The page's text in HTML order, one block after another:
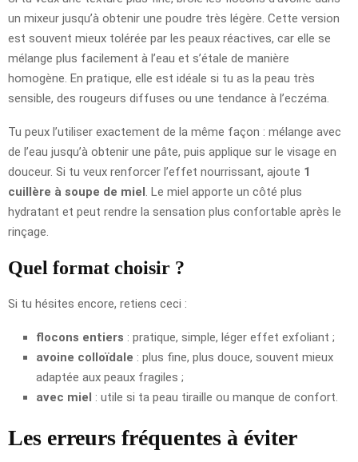
un mixeur jusqu’à obtenir une poudre très légère. Cette version
est souvent mieux tolérée par les peaux réactives, car elle se
mélange plus facilement à l’eau et s’étale de manière
homogène. En pratique, elle est idéale si tu as la peau très
sensible, des rougeurs diffuses ou une tendance à l’eczéma.
Tu peux l’utiliser exactement de la même façon : mélange avec
de l’eau jusqu’à obtenir une pâte, puis applique sur le visage en
douceur. Si tu veux renforcer l’effet nourrissant, ajoute 1
cuillère à soupe de miel . Le miel apporte un côté plus
hydratant et peut rendre la sensation plus confortable après le
rinçage.
Quel format choisir ?
Si tu hésites encore, retiens ceci :
flocons entiers : pratique, simple, léger effet exfoliant ;
avoine colloïdale : plus fine, plus douce, souvent mieux
adaptée aux peaux fragiles ;
avec miel : utile si ta peau tiraille ou manque de confort.
Les erreurs fréquentes à éviter